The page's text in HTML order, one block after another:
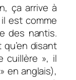
ça arrive à
est comme
des nantis.
disant
cuillère », il
en anglais),